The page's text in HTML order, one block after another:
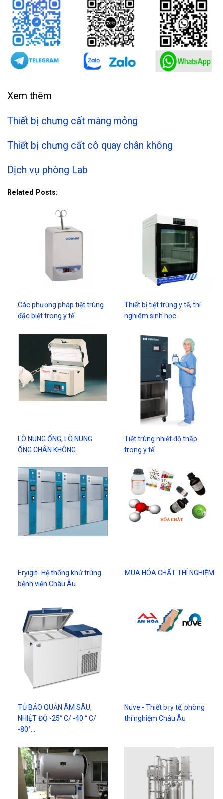
Xem thêm
Thiết bị chưng cất màng mỏng
Thiết bị chưng cất cô quay chân không
Dịch vụ phòng Lab
Related Posts:
Các phương pháp tiệt trùng
đặc biệt trong y tế
Thiết bị tiệt trùng y tế, thí
nghiêm sinh học.
LÒ NUNG ỐNG, LÒ NUNG
ỐNG CHÂN KHÔNG.
Tiệt trùng nhiệt độ thấp
trong y tế
Eryigit- Hệ thống khử trùng
bệnh viện Châu Âu
MUA HÓA CHẤT THÍ NGHIỆM
TỦ BẢO QUẢN ÂM SÂU,
NHIỆT ĐỘ -25° C/ -40 ° C/
-80°…
Nuve - Thiết bị y tế, phòng
thí nghiệm Châu Âu